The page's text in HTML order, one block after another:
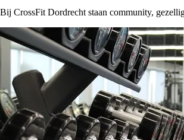
Bij CrossFit Dordrecht staan community,